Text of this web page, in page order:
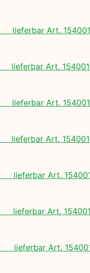
lieferbar Art.
lieferbar Art.
lieferbar Art.
lieferbar Art.
lieferbar Art.
lieferbar Art.
lieferbar Art.